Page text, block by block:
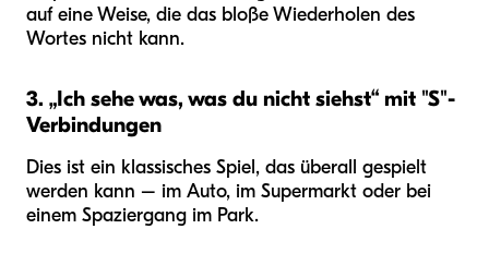
auf eine Weise, die das bloße Wiederholen des
Wortes nicht kann.
3. „Ich sehe was, was du nicht siehst“ mit "S"-
Verbindungen
Dies ist ein klassisches Spiel, das überall gespielt
werden kann – im Auto, im Supermarkt oder bei
einem Spaziergang im Park.